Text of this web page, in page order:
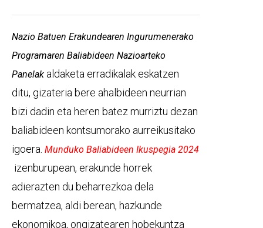
Nazio Batuen Erakundearen Ingurumenerako
Programaren Baliabideen Nazioarteko
Panelak aldaketa erradikalak eskatzen
ditu, gizateria bere ahalbideen neurrian
bizi dadin eta heren batez murriztu dezan
baliabideen kontsumorako aurreikusitako
igoera. Munduko Baliabideen Ikuspegia 2024
izenburupean, erakunde horrek
adierazten du beharrezkoa dela
bermatzea, aldi berean, hazkunde
ekonomikoa, ongizatearen hobekuntza